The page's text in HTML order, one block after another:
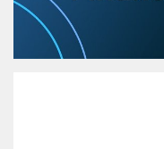
09304891085
شروع گفتگو
@Armteam_admin_103